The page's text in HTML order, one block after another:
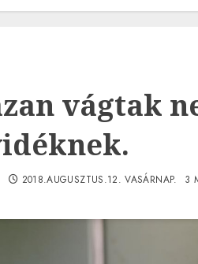
vágtak
2018.AUGUSZTUS.12. VASÁRNAP. 3